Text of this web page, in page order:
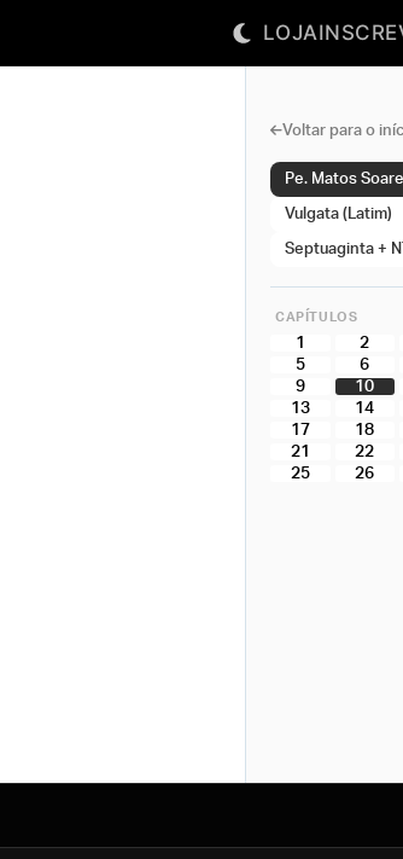
LOJA
Voltar para o
Pe. Matos
Vulgata (Latim)
Septuaginta +
CAPÍTULOS
1 2
5
6
9
10
13
14
17
18
21
22
25
26